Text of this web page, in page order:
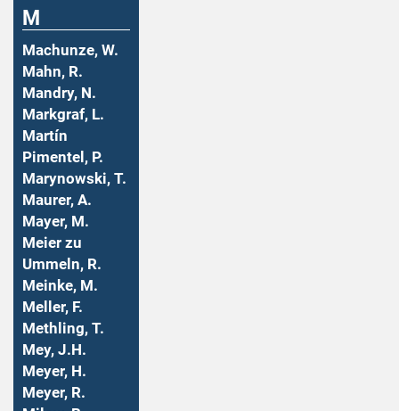
M
Machunze, W.
Mahn, R.
Mandry, N.
Markgraf, L.
Martín
Pimentel, P.
Marynowski, T.
Maurer, A.
Mayer, M.
Meier zu
Ummeln, R.
Meinke, M.
Meller, F.
Methling, T.
Mey, J.H.
Meyer, H.
Meyer, R.